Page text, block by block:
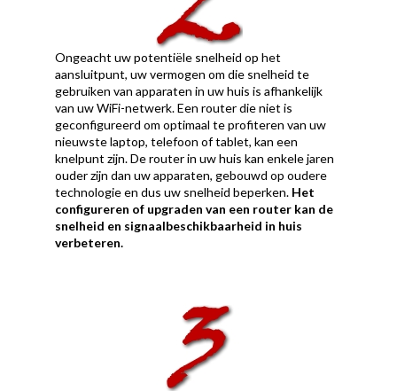
Ongeacht uw potentiële snelheid op het
aansluitpunt, uw vermogen om die snelheid te
gebruiken van apparaten in uw huis is afhankelijk
van uw WiFi-netwerk. Een router die niet is
geconfigureerd om optimaal te profiteren van uw
nieuwste laptop, telefoon of tablet, kan een
knelpunt zijn. De router in uw huis kan enkele jaren
ouder zijn dan uw apparaten, gebouwd op oudere
technologie en dus uw snelheid beperken. Het
configureren of upgraden van een router kan de
snelheid en signaalbeschikbaarheid in huis
verbeteren.